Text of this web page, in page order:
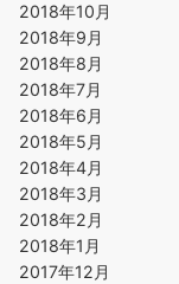
2018年10月
2018年9月
2018年8月
2018年7月
2018年6月
2018年5月
2018年4月
2018年3月
2018年2月
2018年1月
2017年12月